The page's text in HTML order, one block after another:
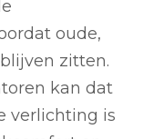
oude,
zitten.
kan dat
verlichting is